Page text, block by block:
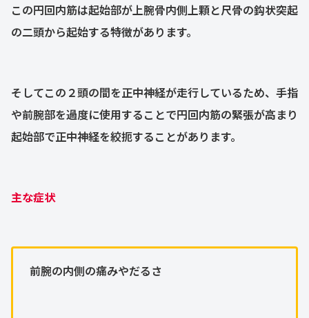
この円回内筋は起始部が上腕骨内側上顆と尺骨の鈎状突起
の二頭から起始する特徴があります。
そしてこの２頭の間を正中神経が走行しているため、手指
や前腕部を過度に使用することで円回内筋の緊張が高まり
起始部で正中神経を絞扼することがあります。
主な症状
前腕の内側の痛みやだるさ